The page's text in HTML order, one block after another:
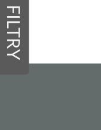
FILTRY